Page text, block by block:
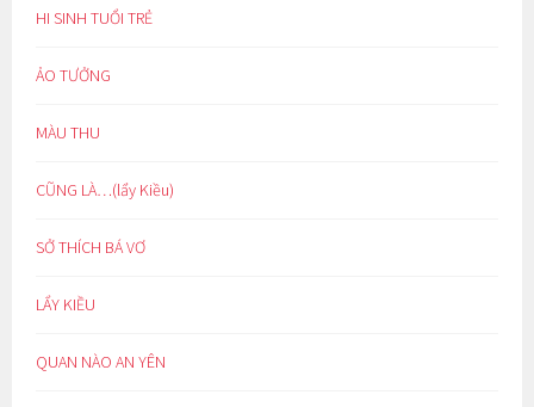
HI SINH TUỔI TRẺ
ẢO TƯỞNG
MÀU THU
CŨNG LÀ…(lẩy Kiều)
SỞ THÍCH BÁ VƠ
LẨY KIỀU
QUAN NÀO AN YÊN